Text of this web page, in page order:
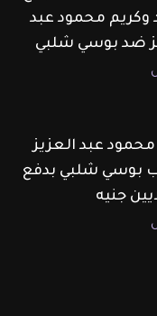
وكريم محمود عبد
ضد بوسي شلبي
عبد العزيز
بوسي شلبي بدفع